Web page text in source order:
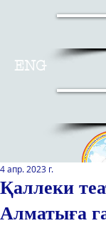
ENG
Қазақстан
ағарту
Қаллеки
Алматыға
4 апр. 2023 г.